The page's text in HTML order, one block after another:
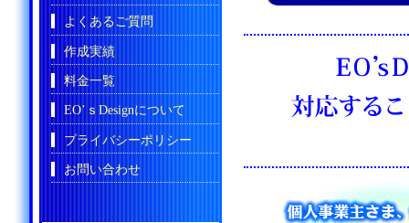
よくあるご質問
作成実績
料金一覧
EO’ｓDesignについて
プライバシーポリシー
お問い合わせ